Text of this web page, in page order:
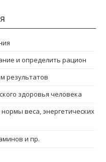
и определить рацион
результатов
здоровья человека
веса, энергетических
и пр.